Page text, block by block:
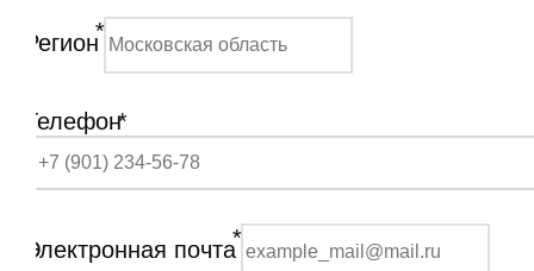
Регион*
Телефон*
Электронная почта*